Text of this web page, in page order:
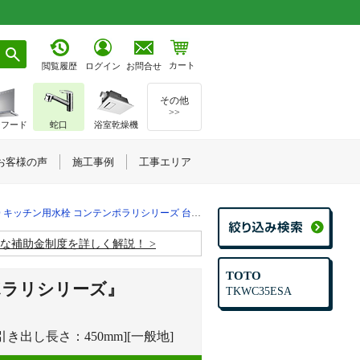
TOTO
TKWC35ESA
閲覧履歴 ログイン お問合せ カート
チン用水栓 コンテンポラリシリーズ 台所蛇口｜TKWC35ESA
補助金制度を詳しく解説！
リシリーズ』
出し長さ：450mm][一般地]
ード 蛇口 浴室乾燥機
その他
>>
客様の声 施工事例 工事エリア